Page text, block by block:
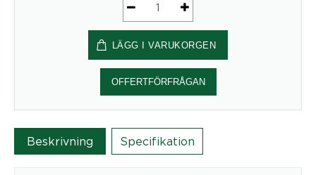
Diasonic
LED
Arbetsbelysning,
inkl
USB
Svart
Kondator
AB
LÄGG I VARUKORGEN
OFFERTFÖRFRÅGAN
Beskrivning Specifikation